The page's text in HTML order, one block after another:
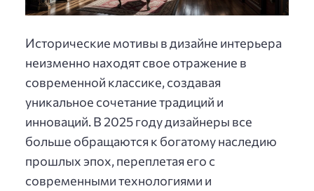
Исторические мотивы в дизайне интерьера
неизменно находят свое отражение в
современной классике, создавая
уникальное сочетание традиций и
инноваций. В 2025 году дизайнеры все
больше обращаются к богатому наследию
прошлых эпох, переплетая его с
современными технологиями и